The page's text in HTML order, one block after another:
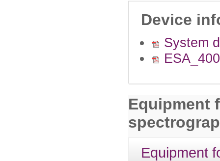
Device
System
Equipment
Equipment